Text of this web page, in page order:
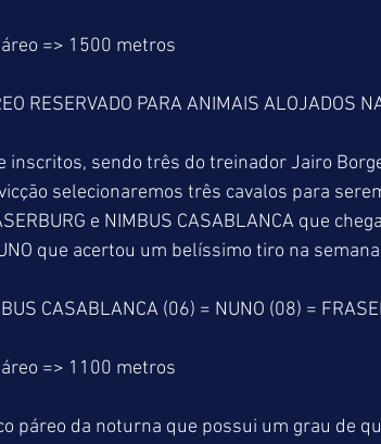
=> 1500 metros
RESERVADO PARA ANIMAIS ALOJADOS
inscritos, sendo três do treinador Jairo
selecionaremos três cavalos para
e NIMBUS CASABLANCA que
que acertou um belíssimo tiro na
CASABLANCA (06) = NUNO (08) =
=> 1100 metros
páreo da noturna que possui um grau de